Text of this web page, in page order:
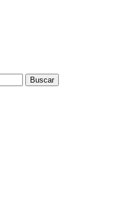
Buscar